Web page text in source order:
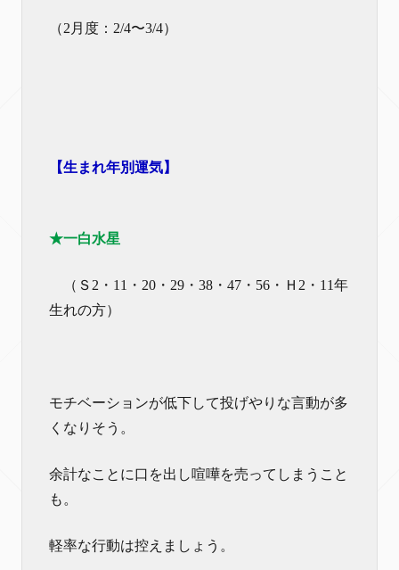
（2月度：2/4〜3/4）
【生まれ年別運気】
★一白水星
（Ｓ2・11・20・29・38・47・56・Ｈ2・11年
生れの方）
モチベーションが低下して投げやりな言動が多
くなりそう。
余計なことに口を出し喧嘩を売ってしまうこと
も。
軽率な行動は控えましょう。